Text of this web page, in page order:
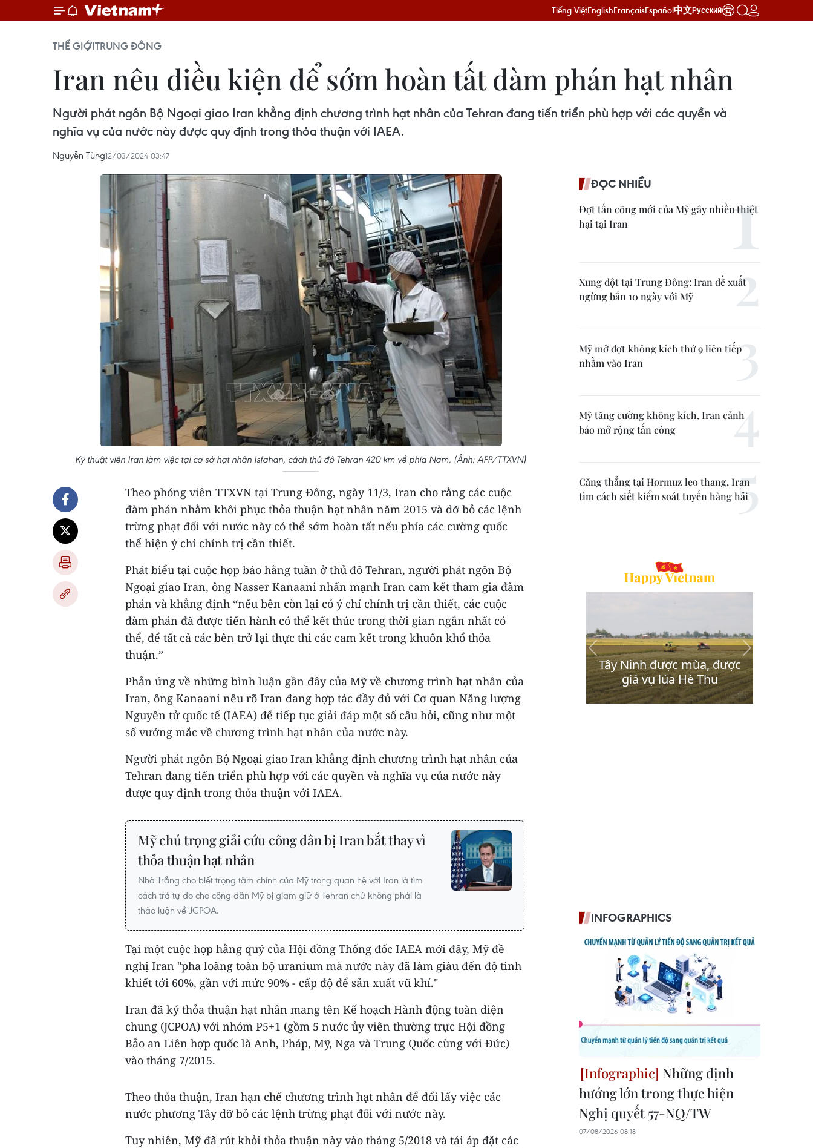
Tiếng ViệtEnglishFrançaisEspañol中文Русский
THẾ GIỚITRUNG ĐÔNG
Iran nêu điều kiện để sớm hoàn tất đàm phán hạt nhân
Người phát ngôn Bộ Ngoại giao Iran khẳng định chương trình hạt nhân của Tehran đang tiến triển phù hợp với các quyền và
nghĩa vụ của nước này được quy định trong thỏa thuận với IAEA.
Nguyễn Tùng12/03/2024 03:47
Kỹ thuật viên Iran làm việc tại cơ sở hạt nhân Isfahan, cách thủ đô Tehran 420 km về phía Nam. (Ảnh: AFP/TTXVN)
Theo phóng viên TTXVN tại Trung Đông, ngày 11/3, Iran cho rằng các cuộc
đàm phán nhằm khôi phục thỏa thuận hạt nhân năm 2015 và dỡ bỏ các lệnh
trừng phạt đối với nước này có thể sớm hoàn tất nếu phía các cường quốc
thể hiện ý chí chính trị cần thiết.
Phát biểu tại cuộc họp báo hằng tuần ở thủ đô Tehran, người phát ngôn Bộ
Ngoại giao Iran, ông Nasser Kanaani nhấn mạnh Iran cam kết tham gia đàm
phán và khẳng định “nếu bên còn lại có ý chí chính trị cần thiết, các cuộc
đàm phán đã được tiến hành có thể kết thúc trong thời gian ngắn nhất có
thể, để tất cả các bên trở lại thực thi các cam kết trong khuôn khổ thỏa
thuận.”
Phản ứng về những bình luận gần đây của Mỹ về chương trình hạt nhân của
Iran, ông Kanaani nêu rõ Iran đang hợp tác đầy đủ với Cơ quan Năng lượng
Nguyên tử quốc tế (IAEA) để tiếp tục giải đáp một số câu hỏi, cũng như một
số vướng mắc về chương trình hạt nhân của nước này.
Người phát ngôn Bộ Ngoại giao Iran khẳng định chương trình hạt nhân của
Tehran đang tiến triển phù hợp với các quyền và nghĩa vụ của nước này
được quy định trong thỏa thuận với IAEA.
Mỹ chú trọng giải cứu công dân bị Iran bắt thay vì
thỏa thuận hạt nhân
Nhà Trắng cho biết trọng tâm chính của Mỹ trong quan hệ với Iran là tìm
cách trả tự do cho công dân Mỹ bị giam giữ ở Tehran chứ không phải là
thảo luận về JCPOA.
Tại một cuộc họp hằng quý của Hội đồng Thống đốc IAEA mới đây, Mỹ đề
nghị Iran "pha loãng toàn bộ uranium mà nước này đã làm giàu đến độ tinh
khiết tới 60%, gần với mức 90% - cấp độ để sản xuất vũ khí."
Iran đã ký thỏa thuận hạt nhân mang tên Kế hoạch Hành động toàn diện
chung (JCPOA) với nhóm P5+1 (gồm 5 nước ủy viên thường trực Hội đồng
Bảo an Liên hợp quốc là Anh, Pháp, Mỹ, Nga và Trung Quốc cùng với Đức)
vào tháng 7/2015.
Theo thỏa thuận, Iran hạn chế chương trình hạt nhân để đổi lấy việc các
nước phương Tây dỡ bỏ các lệnh trừng phạt đối với nước này.
Tuy nhiên, Mỹ đã rút khỏi thỏa thuận này vào tháng 5/2018 và tái áp đặt các
ĐỌC NHIỀU
Đợt tấn công mới của Mỹ gây nhiều thiệt
hại tại Iran
Xung đột tại Trung Đông: Iran đề xuất
ngừng bắn 10 ngày với Mỹ
Mỹ mở đợt không kích thứ 9 liên tiếp
nhằm vào Iran
Mỹ tăng cường không kích, Iran cảnh
báo mở rộng tấn công
Căng thẳng tại Hormuz leo thang, Iran
tìm cách siết kiểm soát tuyến hàng hải
INFOGRAPHICS
Những định
hướng lớn trong thực hiện
Nghị quyết 57-NQ/TW
07/08/2026 08:18